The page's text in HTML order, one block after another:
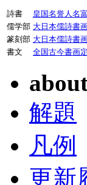
詩書 皇国名誉人名
儒学部 大日本儒詩書
篆刻部 大日本儒詩書
書文
全国古今書画
解題
凡例
更新